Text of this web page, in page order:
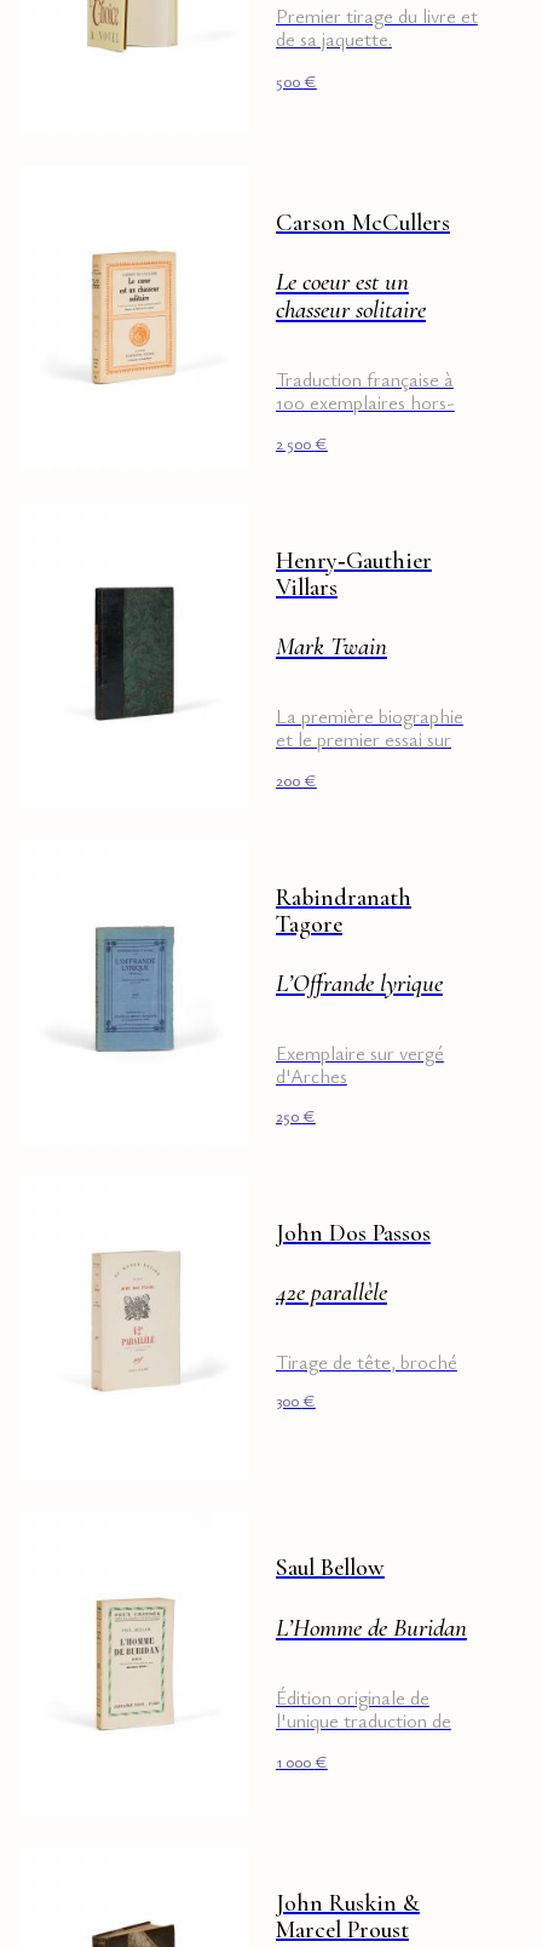
Premier tirage du livre et
de sa jaquette.
Styron.
500€
Carson McCullers
Le coeur est un
chasseur solitaire
Traduction française à
100 exemplaires hors-
commerce. Envoi signé à
Francis Ambrière.
2 500€
Henry‑Gauthier
Villars
Mark Twain
La première biographie
et le premier essai sur
l'éditeur Ollendorf.
200€
Rabindranath
Tagore
L’Offrande lyrique
Exemplaire sur vergé
d'Arches
250€
John Dos Passos
42e parallèle
Tirage de tête, broché
300€
Saul Bellow
L’Homme de Buridan
Édition originale de
l'unique traduction de
Michel Déon.
1 000€
John Ruskin &
Marcel Proust